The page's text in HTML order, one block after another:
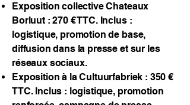
Exposition collective Chateaux
Borluut : 270 € TTC. Inclus :
logistique, promotion de base,
diffusion dans la presse et sur les
réseaux sociaux.
Exposition à la Cultuurfabriek : 350 €
TTC. Inclus : logistique, promotion